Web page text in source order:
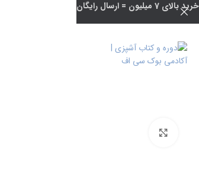
خرید بالای 7 میلیون = ارسال رایگان